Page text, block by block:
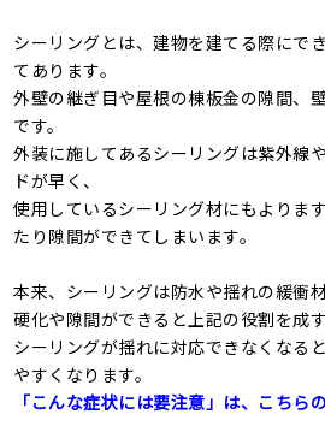
シーリングとは、建物を建てる際にで
てあります。
外壁の継ぎ目や屋根の棟板金の隙間、
です。
外装に施してあるシーリングは紫外線
ドが早く、
使用しているシーリング材にもよりま
たり隙間ができてしまいます。
本来、シーリングは防水や揺れの緩衝
硬化や隙間ができると上記の役割を成
シーリングが揺れに対応できなくなる
やすくなります。
「こんな症状には要注意」は、こちら